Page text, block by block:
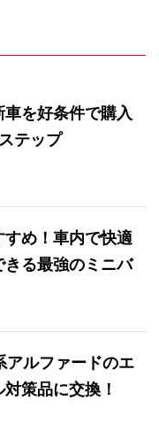
を好条件で購入
テップ
すめ！車内で快適
る最強のミニバ
アルファードのエ
策品に交換！